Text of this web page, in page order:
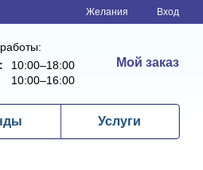
Желания Вход
10:00–18:00
10:00–16:00
Мой заказ
Услуги